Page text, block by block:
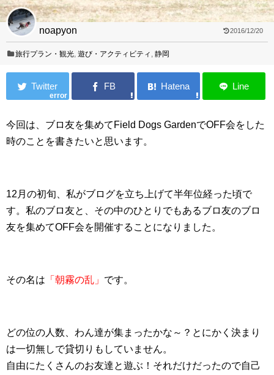
noapyon 2016/12/20
旅行プラン・観光,遊び・アクティビティ ,静岡
error
今回は、ブロ友を集めてField Dogs GardenでOFF会をした
時のことを書きたいと思います。
12月の初旬、私がブログを立ち上げて半年位経った頃で
す。私のブロ友と、その中のひとりでもあるブロ友のブロ
友を集めてOFF会を開催することになりました。
その名は 「朝霧の乱」 です。
どの位の人数、わん達が集まったかな～？とにかく決まり
は一切無しで貸切りもしていません。
自由にたくさんのお友達と遊ぶ！それだけだったので自己